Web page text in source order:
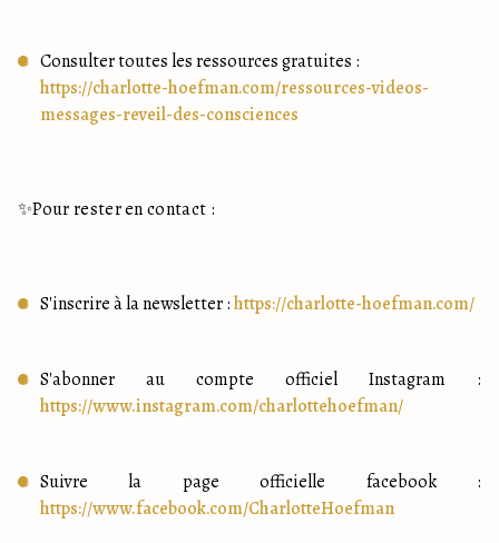
https://charlotte-hoefman.com/ressources-videos-
messages-reveil-des-consciences
✨Pour rester en contact :
S'inscrire à la newsletter : https://charlotte-hoefman.com/
https://www.instagram.com/charlottehoefman/
https://www.facebook.com/CharlotteHoefman